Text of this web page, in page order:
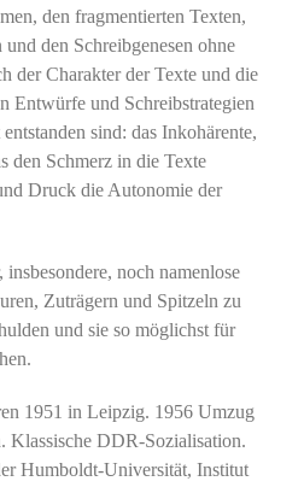
den fragmentierten Texten,
den Schreibgenesen ohne
der Charakter der Texte und die
Entwürfe und Schreibstrategien
sind: das Inkohärente,
den Schmerz in die Texte
Druck die Autonomie der
noch namenlose
Zuträgern und Spitzeln zu
und sie so möglichst für
1951 in Leipzig. 1956 Umzug
Klassische DDR-Sozialisation.
Humboldt-Universität, Institut